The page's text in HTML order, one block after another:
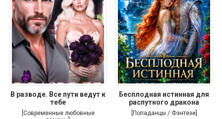
В разводе. Все пути ведут к
тебе
[Современные любовные
Бесплодная истинная для
распутного дракона
[Попаданцы / Фэнтези]